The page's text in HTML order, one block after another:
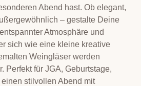
Abend hast. Ob elegant,
– gestalte Deine
Atmosphäre und
sich wie eine kleine kreative
Weingläser werden
Perfekt für JGA, Geburtstage,
stilvollen Abend mit